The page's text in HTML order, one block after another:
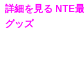
詳細を見る NTE
グッズ